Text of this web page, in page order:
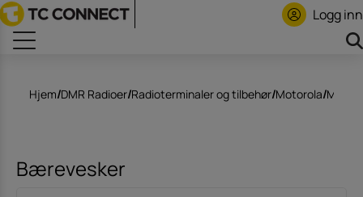
Logg inn
Hjem/DMR Radioer/Radioterminaler og tilbehør/Motorola/
Bærevesker